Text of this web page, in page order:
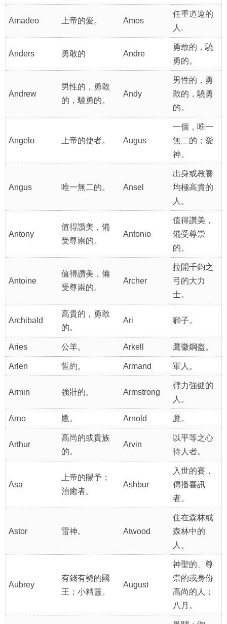
Amadeo 上帝的愛。 Amos
任重道遠的
人.
Anders 勇敢的 Andre
勇敢的，驍
勇的。
Andrew
男性的，勇敢
的，驍勇的。
Andy
男性的，勇
敢的，驍勇
的。
Angelo 上帝的使者。 Augus
一個，唯一
無二的；愛
神。
Angus 唯一無二的。 Ansel
出身或教養
均極高貴的
人。
Antony
值得讚美，備
受尊崇的。
Antonio
值得讚美，
備受尊崇
的。
Antoine
值得讚美，備
受尊崇的。
Archer
拉開千鈞之
弓的大力
士。
Archibald
高貴的，勇敢
的。
Ari 獅子。
Aries 公羊。 Arkell 鷹徽鋼盔。
Arlen 誓約。 Armand 軍人。
Armin 強壯的。 Armstrong
臂力強健的
人。
Arno 鷹。 Arnold 鷹。
Arthur
高尚的或貴族
的。
Arvin
以平等之心
待人者。
Asa
上帝的賜予；
治癒者。
Ashbur
入世的賽，
傳播喜訊
者。
Astor 雷神。 Atwood
住在森林或
森林中的
人。
Aubrey
有錢有勢的國
王；小精靈。
August
神聖的、尊
崇的或身份
高尚的人；
八月。